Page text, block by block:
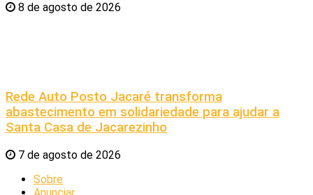
8 de agosto de 2026
Rede Auto Posto Jacaré transforma
abastecimento em solidariedade para ajudar a
Santa Casa de Jacarezinho
7 de agosto de 2026
Sobre